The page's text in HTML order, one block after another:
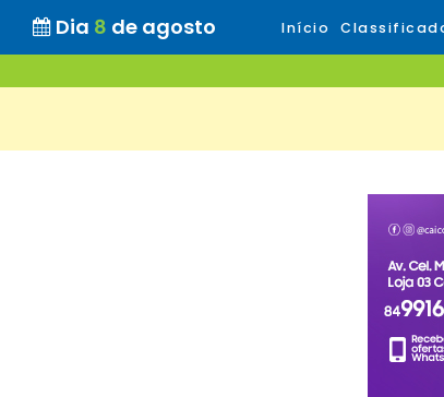
Dia 8 de agosto Início